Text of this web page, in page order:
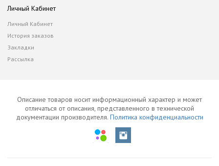
Личный Кабинет
Личный Кабинет
История заказов
Закладки
Рассылка
Описание товаров носит информационный характер и может
отличаться от описания, представленного в технической
документации производителя. Политика конфиденциальности